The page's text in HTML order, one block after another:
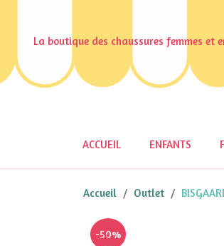
La boutique des chaussures femmes et
ACCUEIL ENFANTS
Accueil Outlet
-50%